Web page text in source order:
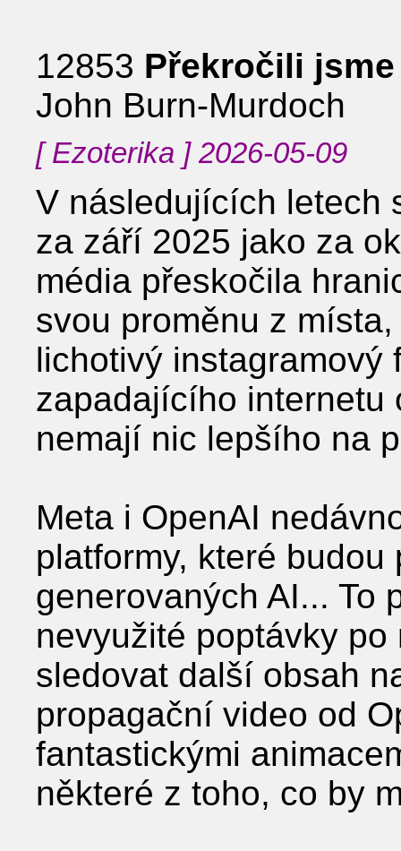
12853 Překročili
John Burn-Murdoch
[ Ezoterika ] 2026-05-09
V následujících letech
za září 2025 jako za
média přeskočila
svou proměnu z
lichotivý instagramový
zapadajícího internetu
nemají nic lepšího na
Meta i OpenAI
platformy, které
generovaných AI... To
nevyužité poptávky
sledovat další obsah
propagační video od
fantastickými
některé z toho, co by